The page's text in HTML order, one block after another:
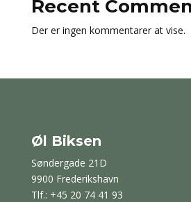
Recent
Der er ingen kommentarer at vise.
Øl Biksen
Søndergade 21D
9900 Frederikshavn
Tlf.: +45 20 74 41 93